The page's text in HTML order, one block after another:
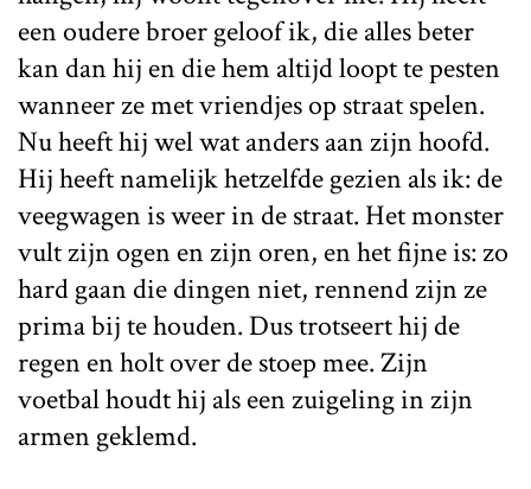
een oudere broer geloof ik, die alles beter
kan dan hij en die hem altijd loopt te pesten
wanneer ze met vriendjes op straat spelen.
Nu heeft hij wel wat anders aan zijn hoofd.
Hij heeft namelijk hetzelfde gezien als ik: de
veegwagen is weer in de straat. Het monster
vult zijn ogen en zijn oren, en het fijne is: zo
hard gaan die dingen niet, rennend zijn ze
prima bij te houden. Dus trotseert hij de
regen en holt over de stoep mee. Zijn
voetbal houdt hij als een zuigeling in zijn
armen geklemd.